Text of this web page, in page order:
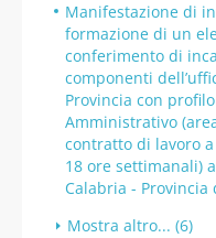
Manifestazione di
formazione di un
conferimento di
componenti
Provincia con
Amministrativo
contratto di lavoro
18 ore settimanali)
Calabria - Provincia
Mostra altro... (6)